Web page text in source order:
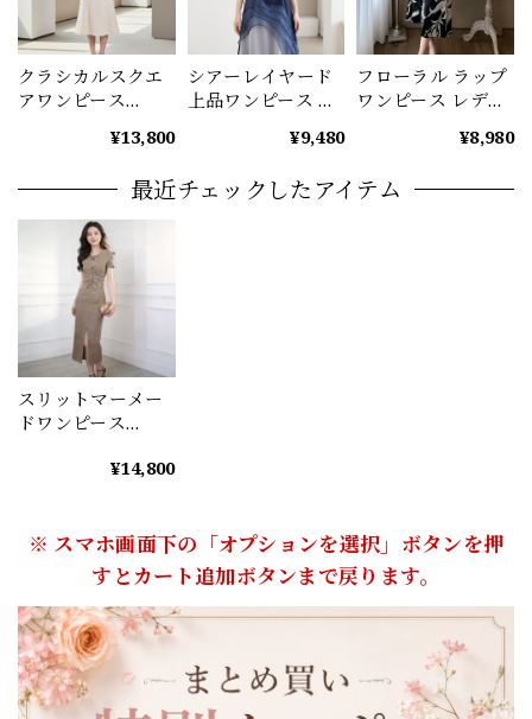
クラシカルスクエ
アワンピース
¥13,800
シアーレイヤード
上品ワンピース レ
ブルー A1234¥9,480
フローラル ラップ
ワンピース レディ
エレガント A1235
¥8,980
最近チェックしたアイテム
スリットマーメー
ドワンピース
¥14,800
※ スマホ画面下の「オプションを選択」ボタンを押
すとカート追加ボタンまで戻ります。